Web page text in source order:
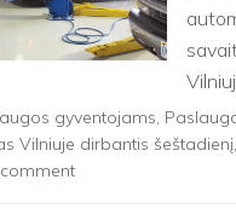
gyventojams,
Vilniuje dirbantis šeštadienį,